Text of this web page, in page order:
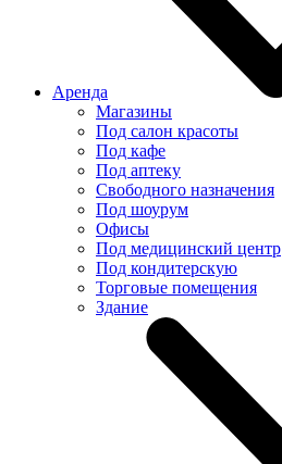
Аренда
Магазины
Под салон красоты
Под кафе
Под аптеку
Свободного назначения
Под шоурум
Офисы
Под медицинский центр
Под кондитерскую
Торговые помещения
Здание